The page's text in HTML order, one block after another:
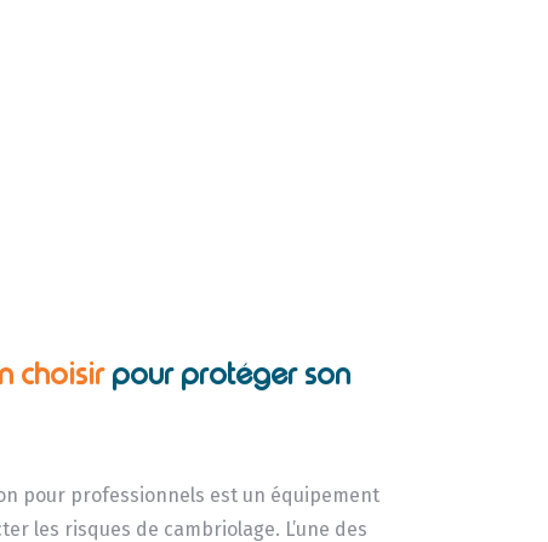
choisir pour protéger son
pour professionnels est un équipement
les risques de cambriolage. L’une des